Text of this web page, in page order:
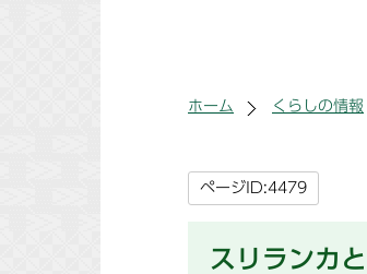
ホーム くらしの情報
ページID:4479
スリランカ